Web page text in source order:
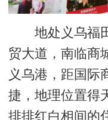
地处义乌福田
贸大道，南临商
义乌港，距国际
捷，地理位置得
排排红白相间的